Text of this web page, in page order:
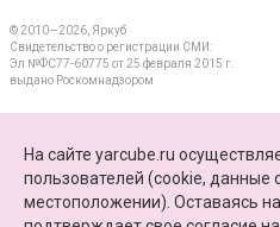
© 2010—2026, Яркуб
Свидетельство о регистрации СМИ:
Эл №ФС77-60775 от 25 февраля 2015 г.
выдано Роскомнадзором
ПАРТНЕРЫ
На сайте yarcube.ru
пользователей (cookie, данные
местоположении). Оставаясь